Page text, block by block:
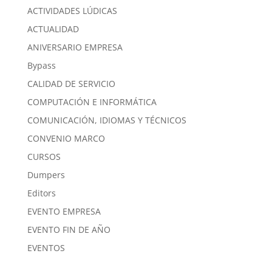
ACTIVIDADES LÚDICAS
ACTUALIDAD
ANIVERSARIO EMPRESA
Bypass
CALIDAD DE SERVICIO
COMPUTACIÓN E INFORMÁTICA
COMUNICACIÓN, IDIOMAS Y TÉCNICOS
CONVENIO MARCO
CURSOS
Dumpers
Editors
EVENTO EMPRESA
EVENTO FIN DE AÑO
EVENTOS